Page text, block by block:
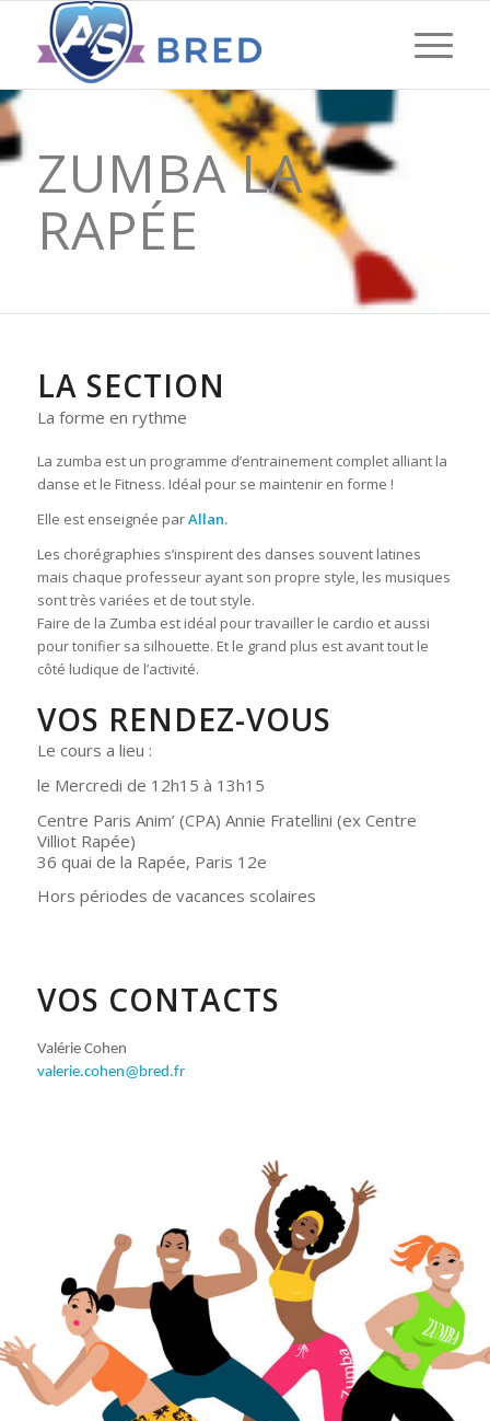
ZUMBA LA
RAPÉE
LA SECTION
La forme en rythme
La zumba est un programme d’entrainement complet alliant la
danse et le Fitness. Idéal pour se maintenir en forme !
Elle est enseignée parAllan.
Les chorégraphies s’inspirent des danses souvent latines
mais chaque professeur ayant son propre style, les musiques
sont très variées et de tout style.
Faire de la Zumba est idéal pour travailler le cardio et aussi
pour tonifier sa silhouette. Et le grand plus est avant tout le
côté ludique de l’activité.
VOS RENDEZ-VOUS
Le cours a lieu :
le Mercredi de 12h15 à 13h15
Centre Paris Anim’ (CPA) Annie Fratellini (ex Centre
Villiot Rapée)
36 quai de la Rapée, Paris 12e
Hors périodes de vacances scolaires
VOS CONTACTS
Valérie Cohen
valerie.cohen@bred.fr